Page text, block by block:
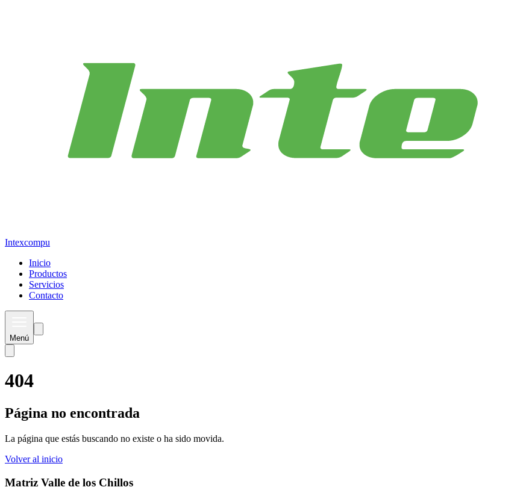
Intexcompu
Inicio
Productos
Servicios
Contacto
Menú
404
Página no encontrada
La página que estás buscando no existe o ha sido movida.
Volver al inicio
Matriz Valle de los Chillos